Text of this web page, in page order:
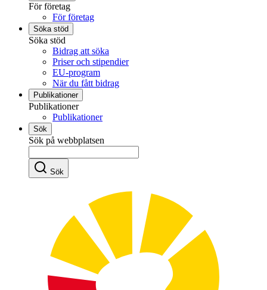
För företag
För företag
Söka stöd
Söka stöd
Bidrag att söka
Priser och stipendier
EU-program
När du fått bidrag
Publikationer
Publikationer
Publikationer
Sök
Sök på webbplatsen
Sök